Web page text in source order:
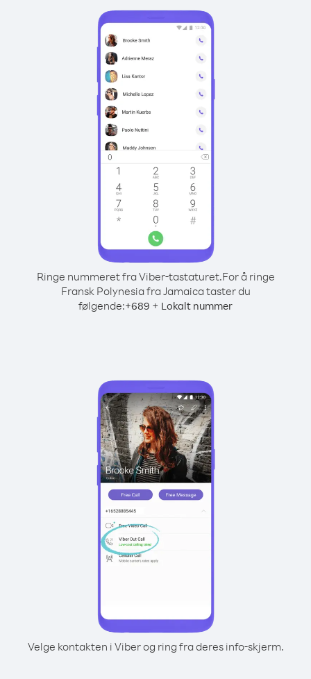
Ringe nummeret fra Viber-tastaturet.For å ringe
Fransk Polynesia fra Jamaica taster du
følgende:+689 + Lokalt nummer
Velge kontakten i Viber og ring fra deres info-skjerm.